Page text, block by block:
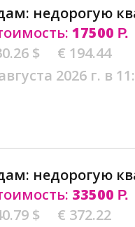
недорогую
17500 Р.
$
€ 194.44
2026 г. в
недорогую
33500 Р.
$
€ 372.22